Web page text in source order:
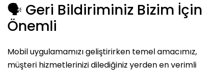
🗣️ Geri Bildiriminiz Bizim İçin
Önemli
Mobil uygulamamızı geliştirirken temel amacımız,
müşteri hizmetlerinizi dilediğiniz yerden en verimli